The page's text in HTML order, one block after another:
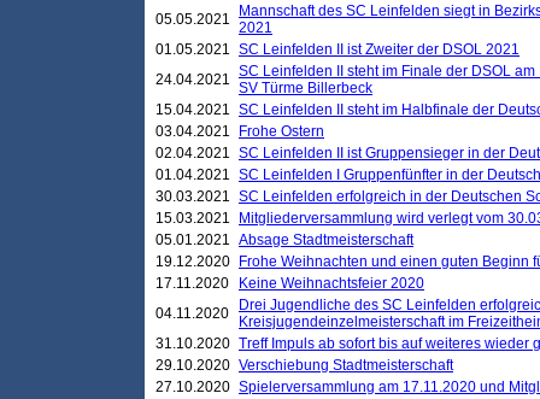
05.05.2021
Mannschaft des SC Leinfelden siegt in
2021
01.05.2021 SC Leinfelden II ist Zweiter der DSOL 2021
24.04.2021 SC Leinfelden II steht im Finale der DSOL
SV Türme Billerbeck
15.04.2021 SC Leinfelden II steht im Halbfinale der
03.04.2021
Frohe Ostern
02.04.2021 SC Leinfelden II ist Gruppensieger in der
01.04.2021 SC Leinfelden I Gruppenfünfter in der
30.03.2021 SC Leinfelden erfolgreich in der Deutschen
15.03.2021
Mitgliederversammlung wird verlegt vom
05.01.2021 Absage Stadtmeisterschaft
19.12.2020
Frohe Weihnachten und einen guten Beginn
17.11.2020
Keine Weihnachtsfeier 2020
04.11.2020
Drei Jugendliche des SC Leinfelden
Kreisjugendeinzelmeisterschaft im
31.10.2020 Treff Impuls ab sofort bis auf weiteres wieder
29.10.2020 Verschiebung Stadtmeisterschaft
27.10.2020 Spielerversammlung am 17.11.2020 und